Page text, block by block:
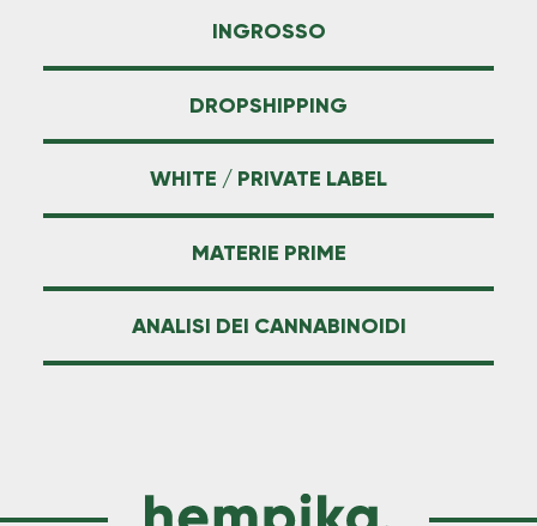
INGROSSO
DROPSHIPPING
WHITE / PRIVATE LABEL
MATERIE PRIME
ANALISI DEI CANNABINOIDI